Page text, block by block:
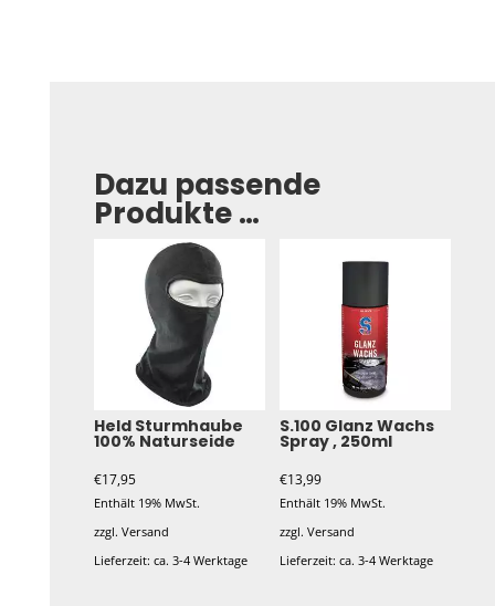
Dazu passende
Produkte …
Held Sturmhaube
100% Naturseide
€17,95
Enthält 19% MwSt.
zzgl.Versand
Lieferzeit: ca. 3-4 Werktage
S.100 Glanz Wachs
Spray , 250ml
€13,99
Enthält 19% MwSt.
zzgl. Versand
Lieferzeit: ca. 3-4 Werktage